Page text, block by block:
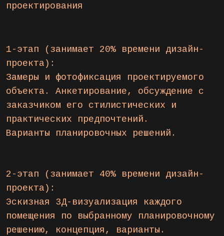
проектирования
1-этап (занимает 20% времени дизайн-
проекта):
Замеры и фотофиксация проектируемого
объекта. Анкетирование, обсуждение с
заказчиком его стилистических и
практических предпочтений.
Варианты планировочных решений.
2-этап (занимает 40% времени дизайн-
проекта):
Эскизная 3Д-визуализация каждого
помещения по выбранному планировочному
решению, концепция, варианты.